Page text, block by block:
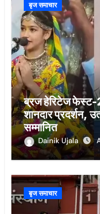
बृज समाचार
ब्रज हेरिटेज फेस्ट-
शानदार प्रदर्शन,
सम्मानित
Dainik Ujala
बृज समाचार